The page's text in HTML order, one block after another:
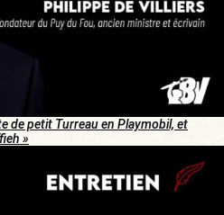
de petit Turreau en Playmobil, et
»